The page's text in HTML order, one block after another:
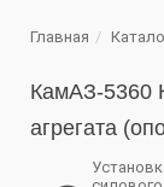
Главная
КамАЗ-5360
агрегата